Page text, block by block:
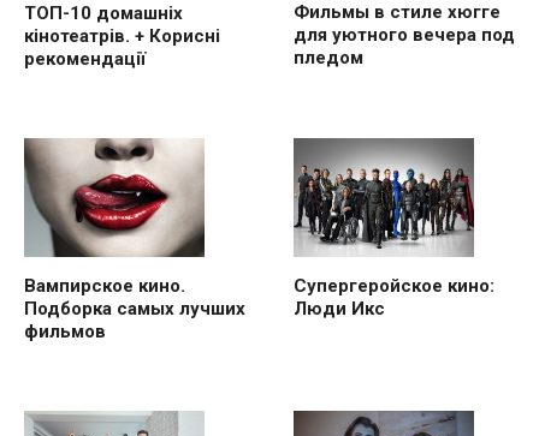
ТОП-10 домашніх
кінотеатрів. + Корисні
рекомендації
Фильмы в стиле хюгге
для уютного вечера под
пледом
Вампирское кино.
Подборка самых лучших
фильмов
Супергеройское кино:
Люди Икс